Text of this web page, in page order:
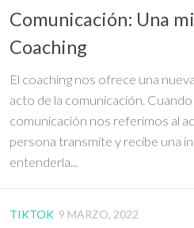
Comunicación: Una
Coaching
El coaching nos ofrece una
acto de la comunicación.
comunicación nos referimos al
persona transmite y recibe una
entenderla...
TIKTOK 9 MARZO, 2022